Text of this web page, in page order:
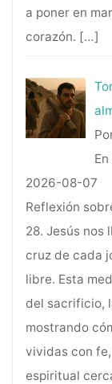
a poner en
corazón. […]
2026-08-07
Reflexión
28. Jesús nos
cruz de cada
libre. Esta
del sacrificio,
mostrando
vividas con
espiritual